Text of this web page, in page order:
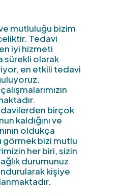
mutluluğu bizim
Tedavi
iyi hizmeti
sürekli olarak
en etkili tedavi
birçok
kaldığını ve
oldukça
bizi mutlu
her biri, sizin
durumunuz
kişiye